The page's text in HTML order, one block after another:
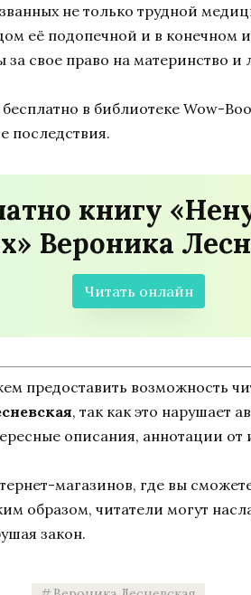
не только трудной
её подопечной и в конечном
свое право на материнство и
в библиотеке Wow-
последствия.
книгу
Вероника
Читать онлайн
предоставить возможность
, так как это нарушает
описания, аннотации от
магазинов, где вы
образом, читатели могут
закон.